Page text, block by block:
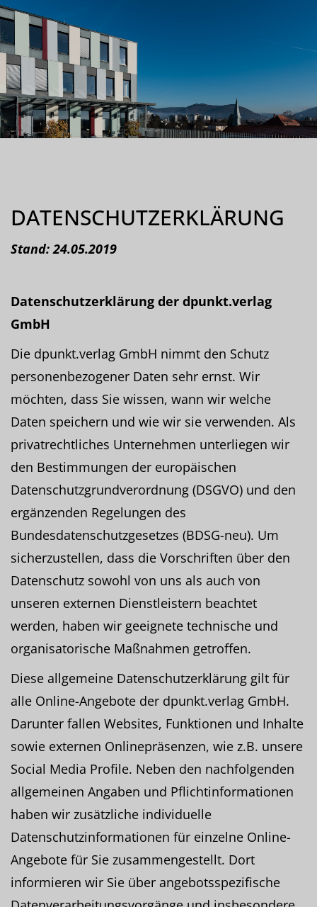
DATENSCHUTZERKLÄRUNG
Stand: 24.05.2019
Datenschutzerklärung der dpunkt.verlag
GmbH
Die dpunkt.verlag GmbH nimmt den Schutz
personenbezogener Daten sehr ernst. Wir
möchten, dass Sie wissen, wann wir welche
Daten speichern und wie wir sie verwenden. Als
privatrechtliches Unternehmen unterliegen wir
den Bestimmungen der europäischen
Datenschutzgrundverordnung (DSGVO) und den
ergänzenden Regelungen des
Bundesdatenschutzgesetzes (BDSG-neu). Um
sicherzustellen, dass die Vorschriften über den
Datenschutz sowohl von uns als auch von
unseren externen Dienstleistern beachtet
werden, haben wir geeignete technische und
organisatorische Maßnahmen getroffen.
Diese allgemeine Datenschutzerklärung gilt für
alle Online-Angebote der dpunkt.verlag GmbH.
Darunter fallen Websites, Funktionen und Inhalte
sowie externen Onlinepräsenzen, wie z.B. unsere
Social Media Profile. Neben den nachfolgenden
allgemeinen Angaben und Pflichtinformationen
haben wir zusätzliche individuelle
Datenschutzinformationen für einzelne Online-
Angebote für Sie zusammengestellt. Dort
informieren wir Sie über angebotsspezifische